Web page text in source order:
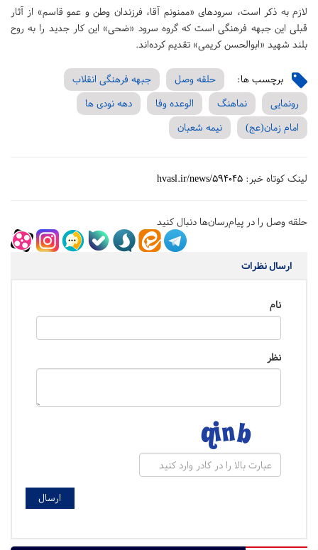
لازم به ذکر است، سرودهای «ممنونم آقا، فرزندان وطن و عمو قاسم» از آثار
قبلی این جبهه فرهنگی است که گروه سرود «ضحی» این کار جدید را به روح
بلند شهید «ابوالحسن کریمی» تقدیم کرده‌اند.
برچسب ها: حلقه وصل
جبهه فرهنگی انقلاب
رونمایی
نماهنگ الوعده وفا
دهه نودی ها
امام زمان(عج)
نیمه شعبان
لینک کوتاه خبر: hvasl.ir/news/594045
حلقه وصل را در پیام‌رسان‌ها دنبال کنید
ارسال نظرات
نام
نظر